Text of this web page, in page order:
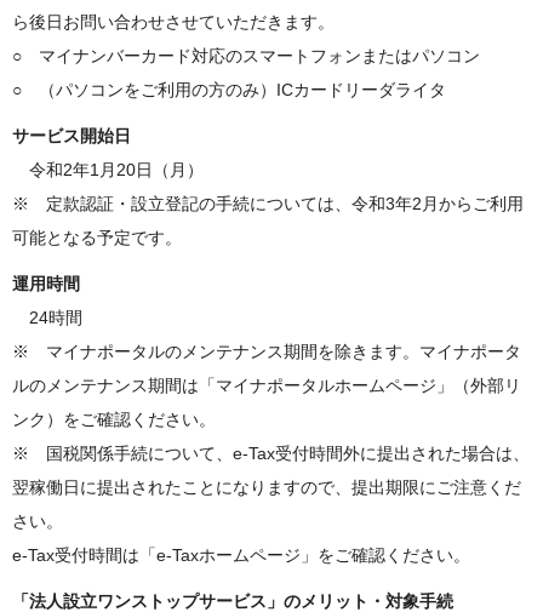
ら後日お問い合わせさせていただきます。
○ マイナンバーカード対応のスマートフォンまたはパソコン
○ （パソコンをご利用の方のみ）ICカードリーダライタ
サービス開始日
令和2年1月20日（月）
※ 定款認証・設立登記の手続については、令和3年2月からご利用
可能となる予定です。
運用時間
24時間
※ マイナポータルのメンテナンス期間を除きます。マイナポータ
ルのメンテナンス期間は「マイナポータルホームページ」（外部リ
ンク）をご確認ください。
※ 国税関係手続について、e-Tax受付時間外に提出された場合は、
翌稼働日に提出されたことになりますので、提出期限にご注意くだ
さい。
e-Tax受付時間は「e-Taxホームページ」をご確認ください。
「法人設立ワンストップサービス」のメリット・対象手続